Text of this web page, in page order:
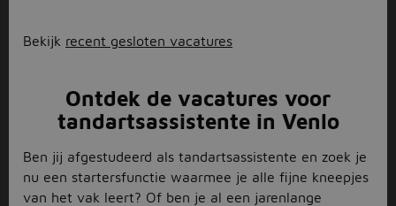
Bekijk recent gesloten vacatures
Ontdek de vacatures voor
tandartsassistente in Venlo
Ben jij afgestudeerd als tandartsassistente en zoek je
nu een startersfunctie waarmee je alle fijne kneepjes
van het vak leert? Of ben je al een jarenlange